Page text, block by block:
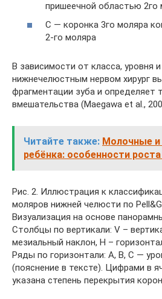
пришеечной областью 2го
С — коронка 3го моляра
2-го моляра
В зависимости от класса, уровня
нижнечелюстным нервом хирург
фрагментации зуба и определяет
вмешательства (Maegawa et al.,
Читайте также: Молочные и
ребёнка: особенности
Рис. 2. Иллюстрация к
моляров нижней челюсти по
Визуализация на основе
Столбцы по вертикали: V –
мезиальный наклон, Н –
Ряды по горизонтали: А, В, С —
(пояснение в тексте). Цифрами в
указана степень перекрытия